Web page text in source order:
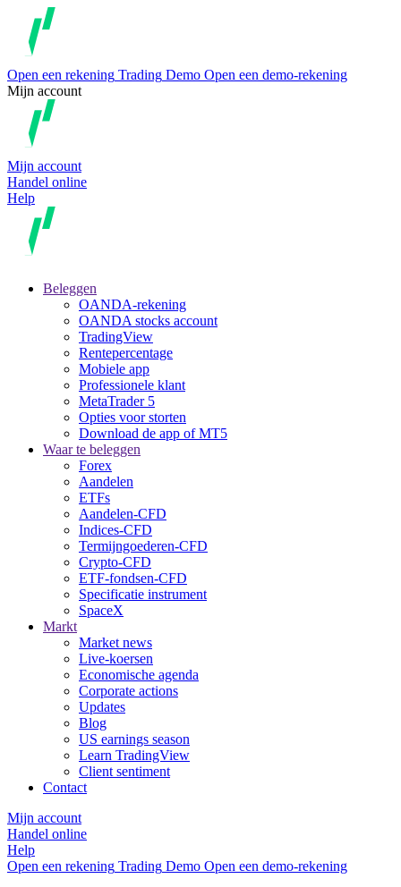
Open een rekening Trading Demo Open een demo-rekening
Mijn account
Mijn account
Handel online
Help
Beleggen
OANDA-rekening
OANDA stocks account
TradingView
Rentepercentage
Mobiele app
Professionele klant
MetaTrader 5
Opties voor storten
Download de app of MT5
Waar te beleggen
Forex
Aandelen
ETFs
Aandelen-CFD
Indices-CFD
Termijngoederen-CFD
Crypto-CFD
ETF-fondsen-CFD
Specificatie instrument
SpaceX
Markt
Market news
Live-koersen
Economische agenda
Corporate actions
Updates
Blog
US earnings season
Learn TradingView
Client sentiment
Contact
Mijn account
Handel online
Help
Open een rekening Trading Demo Open een demo-rekening